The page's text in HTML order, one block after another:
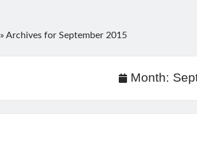
»Archives for September 2015
Month: